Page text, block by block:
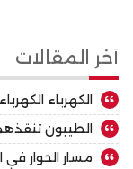
أخر المقالات
الكهرباء
الطيبون
مسار الحوار في